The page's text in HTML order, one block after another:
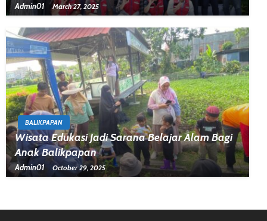
Admin01 March 27, 2025
BALIKPAPAN
Wisata Edukasi Jadi Sarana Belajar Alam Bagi
Anak Balikpapan
Admin01 October 29, 2025